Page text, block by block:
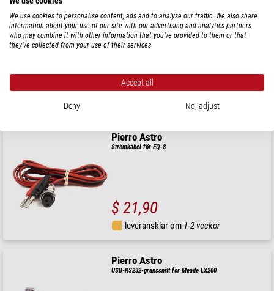
Pierro Astro
5V 3A Strömförsörjningsenhet med USB Typ-C kabel
$ 20,90
1-2 veckor
Pierro Astro
Strömkabel för EQ-8
$ 21,90
leveransklar om 1-2 veckor
Pierro Astro
USB-RS232-gränssnitt för Meade LX200
We use cookies to personalise content, ads and to analyse our traffic. We also share
information about your use of our site with our advertising and analytics partners
who may combine it with other information that you’ve provided to them or that
they’ve collected from your use of their services
Accept all
Deny No, adjust